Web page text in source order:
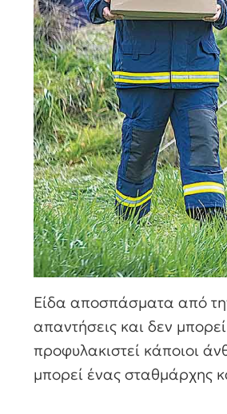
Είδα αποσπάσματα από
απαντήσεις και δεν
προφυλακιστεί κάποιοι
μπορεί ένας σταθμάρχης